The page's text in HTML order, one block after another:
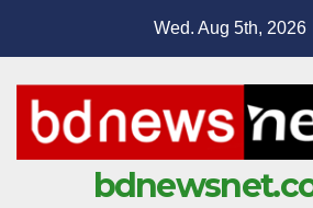
Wed. Aug 5th, 2026